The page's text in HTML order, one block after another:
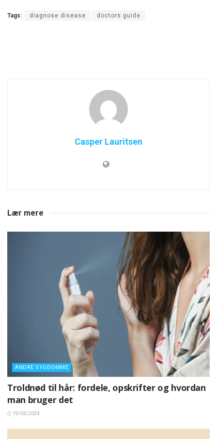
Tags: diagnose disease doctors guide
Casper Lauritsen
Lær mere
ANDRE SYGDOMME
Troldnød til hår: fordele, opskrifter og hvordan
man bruger det
19/03/2024